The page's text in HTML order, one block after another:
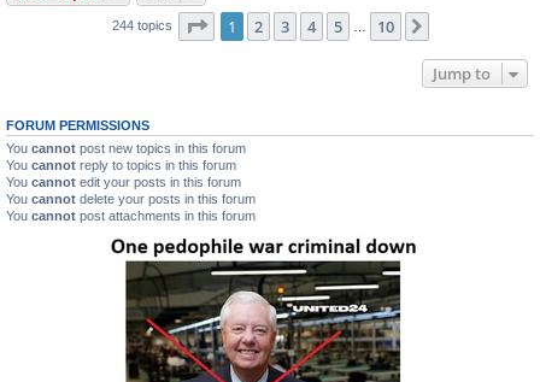
244 topics Page 1of 10
1 2 3 4 5 10
Jump to
FORUM PERMISSIONS
You cannot post new topics in this forum
You cannot reply to topics in this forum
You cannot edit your posts in this forum
You cannot delete your posts in this forum
You cannot post attachments in this forum